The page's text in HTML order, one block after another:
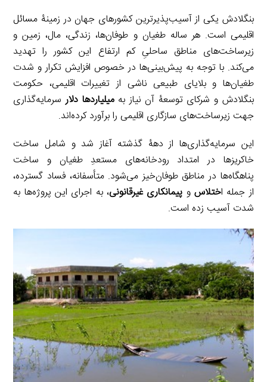
بنگلادش یکی از آسیب‌پذیرترین کشورهای جهان در زمینۀ مسائل
اقلیمی است. هر ساله طغیان و طوفان‌ها، زندگی، مال، زمین و
زیرساخت‌های مناطق ساحلیِ کم ارتفاع این کشور را تهدید
می‌کند. با توجه به پیش‌بینی‌ها در خصوص افزایش تکرار و شدت
طغیان‌ها و بلایای طبیعی ناشی از تغییرات اقلیمی، حکومت
بنگلادش و شرکای توسعۀ آن نیاز بهمیلیاردها دلارسرمایه‌گذاری
جهت زیرساخت‌های سازگاری اقلیمی را برآورد کرده‌اند.
این سرمایه‌گذاری‌ها از دهۀ گذشته آغاز شد و شامل ساخت
خاکریزها در امتداد رودخانه‌های مستعدِ طغیان و ساخت
پناهگاه‌ها در مناطق طوفان‌خیز می‌شود. متأسفانه، فساد گسترده،
از جمله اختلاس و پیمانکاری غیرقانونی، به اجرای این پروژه‌ها به
شدت آسیب زده است.